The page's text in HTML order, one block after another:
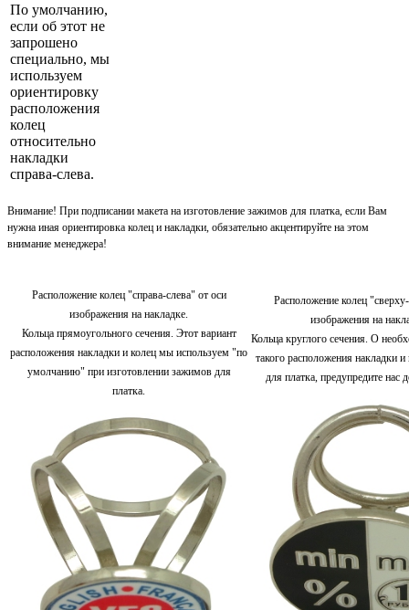
По умолчанию,
если об этот не
запрошено
специально, мы
используем
ориентировку
расположения
колец
относительно
накладки
справа-слева.
Внимание! При подписании макета на изготовление зажимов для платка, если Вам
нужна иная ориентировка колец и накладки, обязательно акцентируйте на этом
внимание менеджера!
Расположение колец "справа-слева" от оси
изображения на накладке.
Кольца прямоугольного сечения. Этот вариант
расположения накладки и колец мы используем "по
умолчанию" при изготовлении зажимов для
платка.
Расположение колец
изображения на
Кольца круглого сечения. О
такого расположения накладки
для платка, предупредите нас